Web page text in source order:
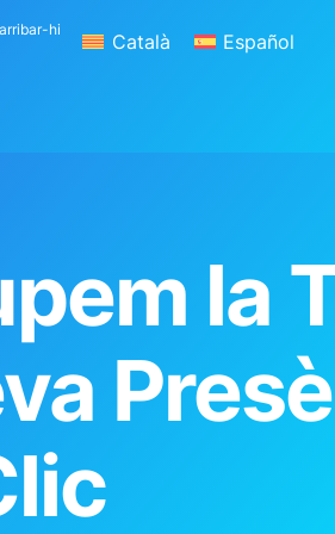
hi
Català Español
la